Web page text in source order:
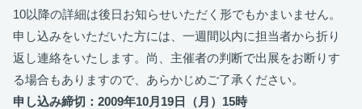
10以降の詳細は後日お知らせいただく形でもかまいません。
申し込みをいただいた方には、一週間以内に担当者から折り
返し連絡をいたします。尚、主催者の判断で出展をお断りす
る場合もありますので、あらかじめご了承ください。
申し込み締切：2009年10月19日（月）15時